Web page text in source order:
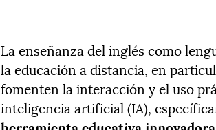
La enseñanza del inglés como
la educación a distancia, en
fomenten la interacción y el uso
inteligencia artificial (IA),